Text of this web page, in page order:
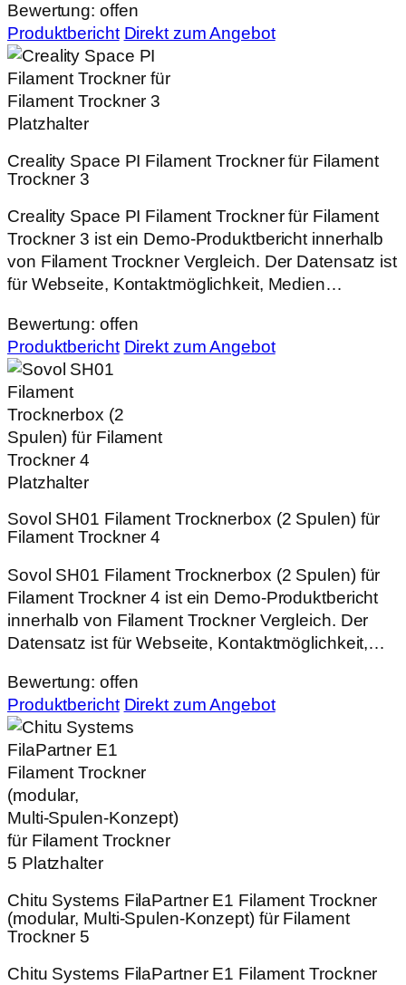
Bewertung: offen
Produktbericht Direkt zum Angebot
Creality Space PI Filament Trockner für Filament
Trockner 3
Creality Space PI Filament Trockner für Filament
Trockner 3 ist ein Demo-Produktbericht innerhalb
von Filament Trockner Vergleich. Der Datensatz ist
für Webseite, Kontaktmöglichkeit, Medien…
Bewertung: offen
Produktbericht Direkt zum Angebot
Sovol SH01 Filament Trocknerbox (2 Spulen) für
Filament Trockner 4
Sovol SH01 Filament Trocknerbox (2 Spulen) für
Filament Trockner 4 ist ein Demo-Produktbericht
innerhalb von Filament Trockner Vergleich. Der
Datensatz ist für Webseite, Kontaktmöglichkeit,…
Bewertung: offen
Produktbericht Direkt zum Angebot
Chitu Systems FilaPartner E1 Filament Trockner
(modular, Multi‑Spulen‑Konzept) für Filament
Trockner 5
Chitu Systems FilaPartner E1 Filament Trockner